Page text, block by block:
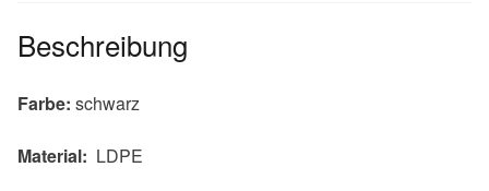
Beschreibung
Farbe: schwarz
Material: LDPE